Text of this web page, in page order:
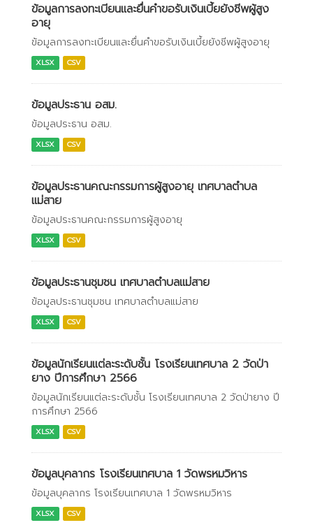
ข้อมูลการลงทะเบียนและยื่นคำขอรับเงินเบี้ยยังชีพผู้สูง
อายุ
ข้อมูลการลงทะเบียนและยื่นคำขอรับเงินเบี้ยยังชีพผู้สูงอายุ
XLSX CSV
ข้อมูลประธาน อสม.
ข้อมูลประธาน อสม.
XLSX CSV
ข้อมูลประธานคณะกรรมการผู้สูงอายุ เทศบาลตำบล
แม่สาย
ข้อมูลประธานคณะกรรมการผู้สูงอายุ
XLSX CSV
ข้อมูลประธานชุมชน เทศบาลตำบลแม่สาย
ข้อมูลประธานชุมชน เทศบาลตำบลแม่สาย
XLSX CSV
ข้อมูลนักเรียนแต่ละระดับชั้น โรงเรียนเทศบาล 2 วัดป่า
ยาง ปีการศึกษา 2566
ข้อมูลนักเรียนแต่ละระดับชั้น โรงเรียนเทศบาล 2 วัดป่ายาง ปี
การศึกษา 2566
XLSX CSV
ข้อมูลบุคลากร โรงเรียนเทศบาล 1 วัดพรหมวิหาร
ข้อมูลบุคลากร โรงเรียนเทศบาล 1 วัดพรหมวิหาร
XLSX CSV